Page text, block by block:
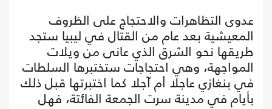
عدوى التظاهرات والاحتجاج على الظروف
المعيشية بعد عام من القتال في ليبيا ستجد
طريقها نحو الشرق الذي عانى من ويلات
المواجهة، وهي احتجاجات ستختبرها السلطات
في بنغازي عاجلا أم آجلا كما اختبرتها قبل ذلك
بأيام في مدينة سرت الجمعة الفائتة، فهل